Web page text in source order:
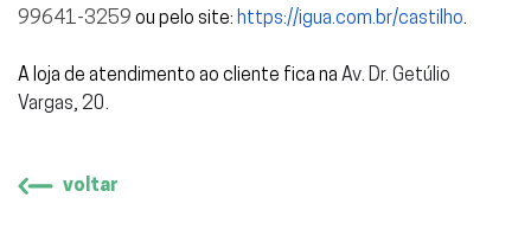
99641-3259 ou pelo site: https://igua.com.br/castilho
A loja de atendimento ao cliente fica na Av. Dr. Getúlio
Vargas, 20.
voltar